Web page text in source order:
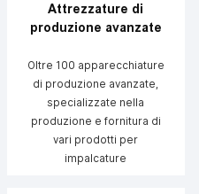
Attrezzature di
produzione avanzate
Oltre 100 apparecchiature
di produzione avanzate,
specializzate nella
produzione e fornitura di
vari prodotti per
impalcature